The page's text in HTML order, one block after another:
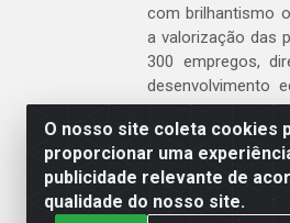
O nosso site coleta cookies
proporcionar uma
publicidade relevante de
qualidade do nosso site.
com brilhantismo
a valorização das
300 empregos,
desenvolvimento
atua.
Venha fazer
Clique aqui